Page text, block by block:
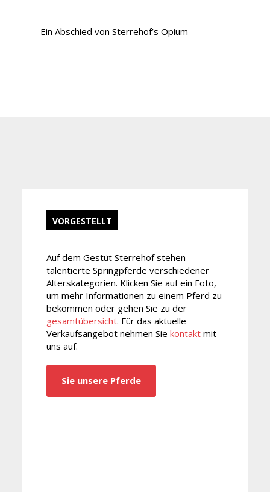
Ein Abschied von Sterrehof’s Opium
VORGESTELLT
Auf dem Gestüt Sterrehof stehen
talentierte Springpferde verschiedener
Alterskategorien. Klicken Sie auf ein Foto,
um mehr Informationen zu einem Pferd zu
bekommen oder gehen Sie zu der
gesamtübersicht. Für das aktuelle
Verkaufsangebot nehmen Siekontakt mit
uns auf.
Sie unsere Pferde